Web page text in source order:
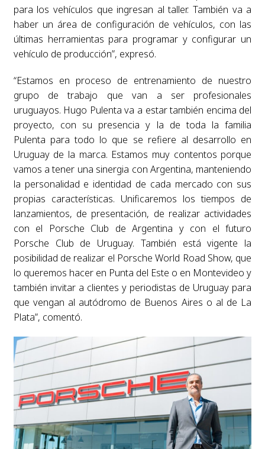
para los vehículos que ingresan al taller. También va a
haber un área de configuración de vehículos, con las
últimas herramientas para programar y configurar un
vehículo de producción”, expresó.
“Estamos en proceso de entrenamiento de nuestro
grupo de trabajo que van a ser profesionales
uruguayos. Hugo Pulenta va a estar también encima del
proyecto, con su presencia y la de toda la familia
Pulenta para todo lo que se refiere al desarrollo en
Uruguay de la marca. Estamos muy contentos porque
vamos a tener una sinergia con Argentina, manteniendo
la personalidad e identidad de cada mercado con sus
propias características. Unificaremos los tiempos de
lanzamientos, de presentación, de realizar actividades
con el Porsche Club de Argentina y con el futuro
Porsche Club de Uruguay. También está vigente la
posibilidad de realizar el Porsche World Road Show, que
lo queremos hacer en Punta del Este o en Montevideo y
también invitar a clientes y periodistas de Uruguay para
que vengan al autódromo de Buenos Aires o al de La
Plata”, comentó.